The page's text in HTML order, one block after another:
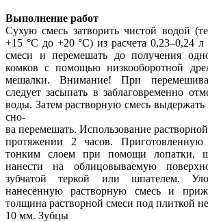
Выполнение работ
Сухую смесь затворить чистой водой
+15 °C до +20 °C) из расчета 0,23–0,24
смеси и перемешать до получения
комков с помощью низкооборотной
мешалки. Внимание! При
следует засыпать в заблаговременно
воды. Затем растворную смесь выдержать
сно-
ва перемешать. Использование
протяжении 2 часов. Приготовленную
тонким слоем при помощи лопатки,
нанести на облицовываемую
зубчатой теркой или шпателем.
нанесённую растворную смесь и
толщина растворной смеси под плиткой
10 мм. Зубцы